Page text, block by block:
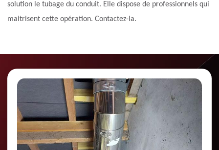
solution le tubage du conduit. Elle dispose de professionnels qui
maitrisent cette opération. Contactez-la.